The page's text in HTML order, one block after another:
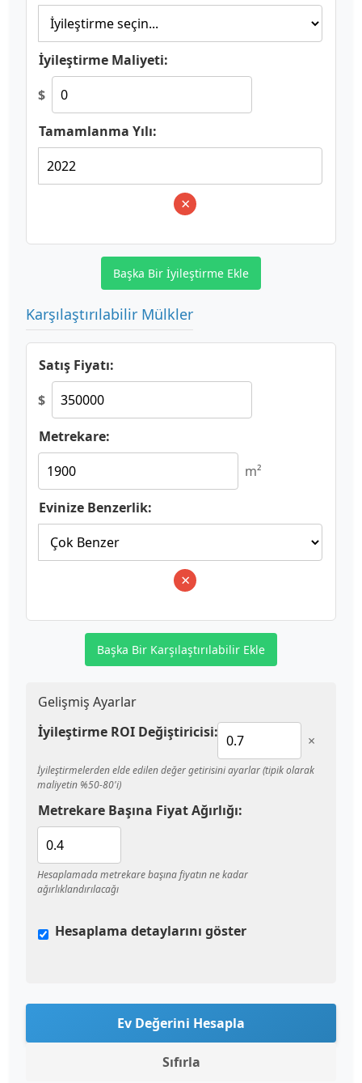
İyileştirme Maliyeti:
$
Tamamlanma Yılı:
×
Başka Bir İyileştirme Ekle
Karşılaştırılabilir Mülkler
Satış Fiyatı:
$
Metrekare:
m²
Evinize Benzerlik:
×
Başka Bir Karşılaştırılabilir Ekle
Gelişmiş Ayarlar
İyileştirme ROI Değiştiricisi:
×
İyileştirmelerden elde edilen değer getirisini ayarlar (tipik olarak
maliyetin %50-80'i)
Metrekare Başına Fiyat Ağırlığı:
Hesaplamada metrekare başına fiyatın ne kadar
ağırlıklandırılacağı
Hesaplama detaylarını göster
Ev Değerini Hesapla
Sıfırla